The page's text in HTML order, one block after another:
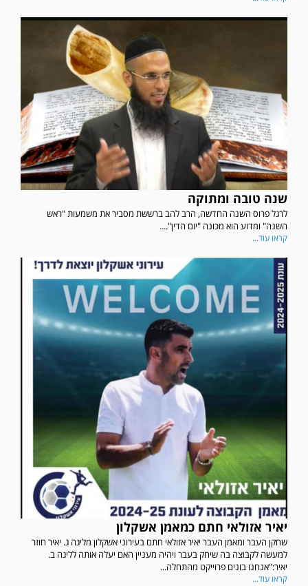
שנה טובה ומתוקה
לרגל פרוס השנה החדשה, הרב להב ברששת מסביר את משמעות "ראש
השנה" ומדוע הוא מכונה "יום הדין"....
קראו עוד...
יאיר אזולאי חתם כמאמן אשקלון
שחקן העבר ומאמן העבר יאיר אזולאי חתם בעירוני אשקלון מליגה ג. יאיר חוזר
למעשה לקבוצה בה שיחק בעבר ויהיה מעניין האם יעלה אותה לליגה ב.
יאיר:"אנחנו בונים פרוייקט מהתחלה...
קראו עוד...